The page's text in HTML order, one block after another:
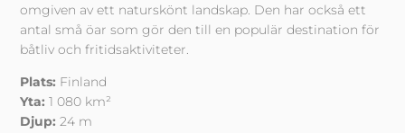
omgiven av ett naturskönt landskap. Den har också ett
antal små öar som gör den till en populär destination för
båtliv och fritidsaktiviteter.
Plats: Finland
Yta: 1 080 km²
Djup: 24 m